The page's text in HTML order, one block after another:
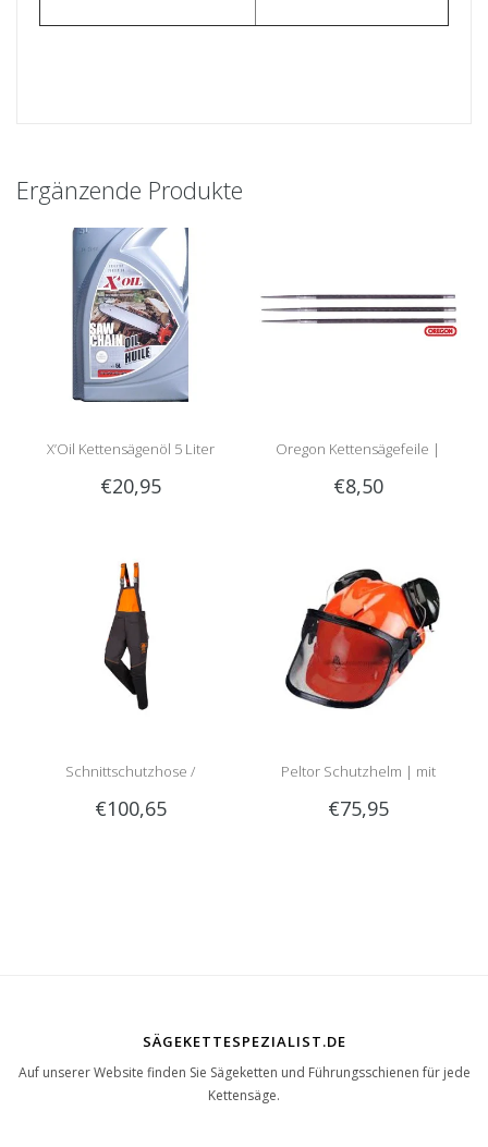
Ergänzende Produkte
X’Oil Kettensägenöl 5 Liter
€20,95
Oregon Kettensägefeile |
Rundfeile
€8,50
Schnittschutzhose /
Schnittschutzlatzhose Sip
€100,65
Peltor Schutzhelm | mit
Optime 2 Gehörschutz und
€75,95
SÄGEKETTESPEZIALIST.DE
Auf unserer Website finden Sie Sägeketten und Führungsschienen für jede
Kettensäge.